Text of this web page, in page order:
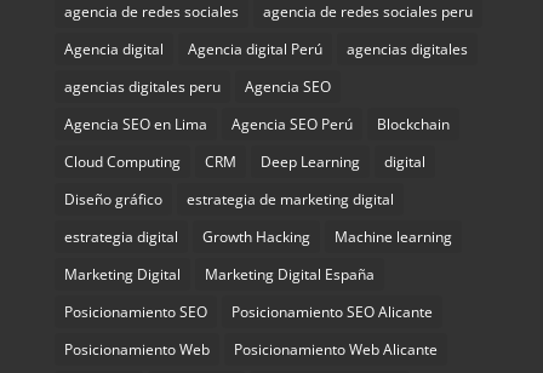
agencia de redes sociales
agencia de redes sociales peru
Agencia digital
Agencia digital Perú
agencias digitales
agencias digitales peru
Agencia SEO
Agencia SEO en Lima
Agencia SEO Perú
Blockchain
Cloud Computing
CRM Deep Learning
digital
Diseño gráfico
estrategia de marketing digital
estrategia digital
Growth Hacking
Machine learning
Marketing Digital
Marketing Digital España
Posicionamiento SEO
Posicionamiento SEO Alicante
Posicionamiento Web
Posicionamiento Web Alicante